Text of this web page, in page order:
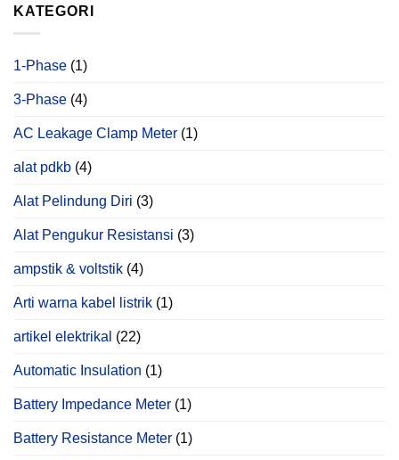
KATEGORI
1-Phase (1)
3-Phase (4)
AC Leakage Clamp Meter (1)
alat pdkb (4)
Alat Pelindung Diri (3)
Alat Pengukur Resistansi (3)
ampstik & voltstik (4)
Arti warna kabel listrik (1)
artikel elektrikal (22)
Automatic Insulation (1)
Battery Impedance Meter (1)
Battery Resistance Meter (1)